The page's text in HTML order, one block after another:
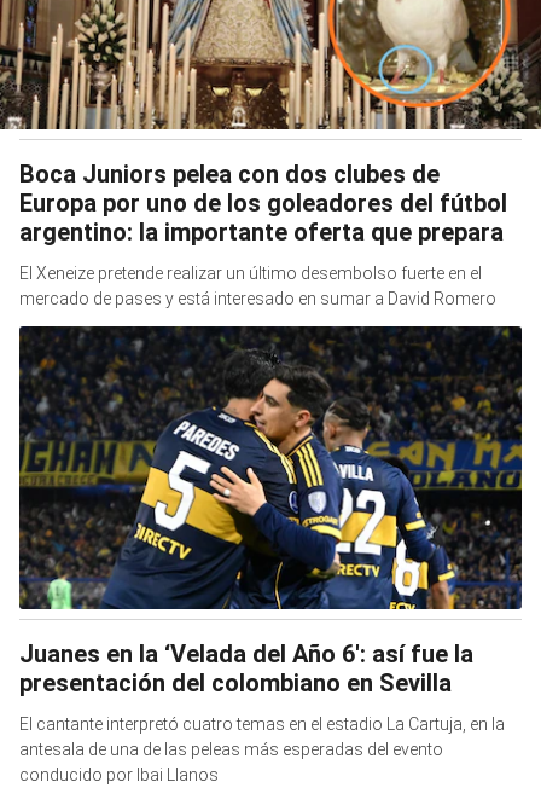
Boca Juniors pelea con dos clubes de
Europa por uno de los goleadores del fútbol
argentino: la importante oferta que prepara
El Xeneize pretende realizar un último desembolso fuerte en el
mercado de pases y está interesado en sumar a David Romero
Juanes en la ‘Velada del Año 6′: así fue la
presentación del colombiano en Sevilla
El cantante interpretó cuatro temas en el estadio La Cartuja, en la
antesala de una de las peleas más esperadas del evento
conducido por Ibai Llanos